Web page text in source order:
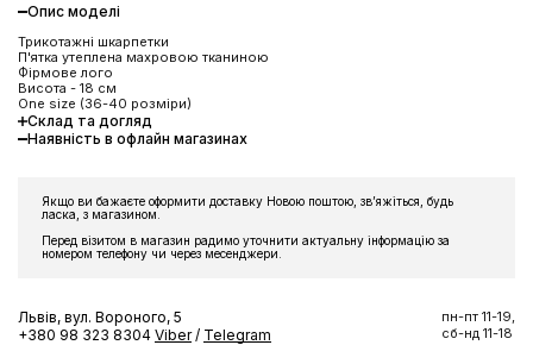
Опис моделі
Трикотажні шкарпетки
П'ятка утеплена махровою тканиною
Фірмове лого
Висота - 18 см
One size (36-40 розміри)
Склад та догляд
Наявність в офлайн магазинах
Якщо ви бажаєте оформити доставку Новою поштою, звʼяжіться, будь
ласка, з магазином.
Перед візитом в магазин радимо уточнити актуальну інформацію за
номером телефону чи через месенджери.
Львів, вул. Вороного, 5
+380 98 323 8304 Viber / Telegram
пн-пт 11-19,
сб-нд 11-18